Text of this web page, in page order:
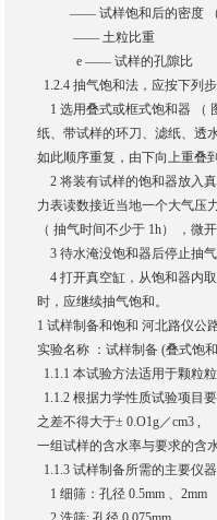
—— 试样饱和后的密度 （
—— 土粒比重
e —— 试样的孔隙比
1.2.4 抽气饱和法，应按下列
1 选用叠式或框式饱和器 （
纸、带试样的环刀、滤纸、透
如此顺序重复，由下向上重叠
2 将装有试样的饱和器放入
力表读数接近当地一个大气压
（ 抽气时间不少于 1h） ，
3 待水淹没饱和器后停止抽
4 打开真空缸，从饱和器内
时，应继续抽气饱和。
1 试样制备和饱和 河北路仪公
实验名称 ：试样制备 (叠式饱
1.1.1 本试验方法适用于颗粒
1.1.2 根据力学性质试验项目
之差不得大于± 0.O1g／cm3 ,
一组试样的含水率与要求的含
1.1.3 试样制备所需的主要仪
1 细筛：孔径 0.5mm 、2mm